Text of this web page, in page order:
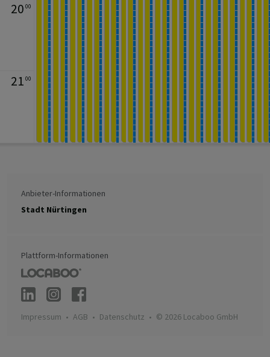
20 00
21 00
Anbieter-Informationen
Stadt Nürtingen
Plattform-Informationen
Impressum AGB Datenschutz © 2026 Locaboo GmbH